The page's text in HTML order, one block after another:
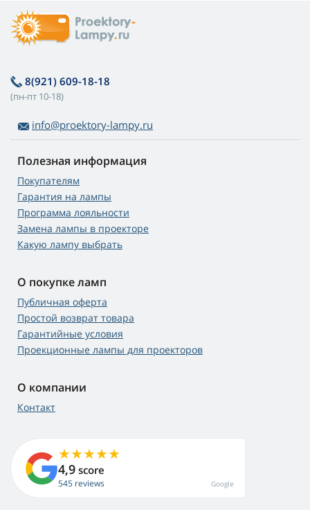
8(921) 609-18-18
(пн-пт 10-18)
info@proektory-lampy.ru
Полезная информация
Покупателям
Гарантия на лампы
Программа лояльности
Замена лампы в проекторе
Какую лампу выбрать
О покупке ламп
Публичная оферта
Простой возврат товара
Гарантийные условия
Проекционные лампы для проекторов
О компании
Контакт
4,9 score
545 reviews Google